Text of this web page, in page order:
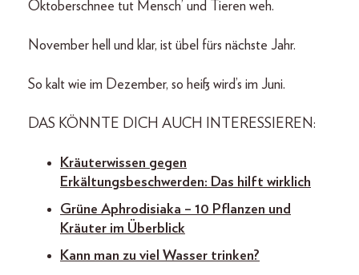
Oktoberschnee tut Mensch’ und Tieren weh.
November hell und klar, ist übel fürs nächste Jahr.
So kalt wie im Dezember, so heiß wird’s im Juni.
DAS KÖNNTE DICH AUCH INTERESSIEREN:
Kräuterwissen gegen
Erkältungsbeschwerden: Das hilft wirklich
Grüne Aphrodisiaka – 10 Pflanzen und
Kräuter im Überblick
Kann man zu viel Wasser trinken?